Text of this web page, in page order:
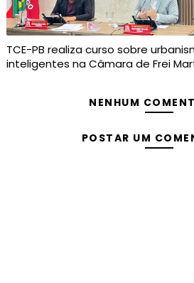
TCE-PB realiza curso sobre
inteligentes na Câmara de Frei
NENHUM
POSTAR UM